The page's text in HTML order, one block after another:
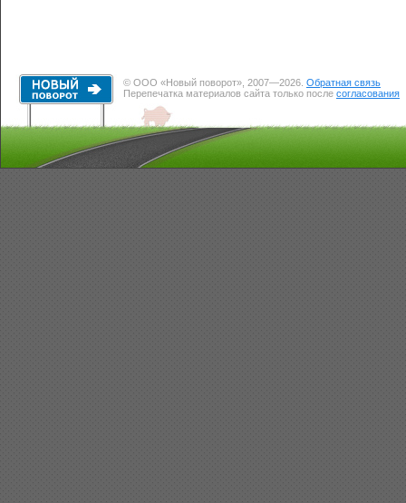
© ООО «Новый поворот», 2007—2026. Обратная связь
Перепечатка материалов сайта только после согласования